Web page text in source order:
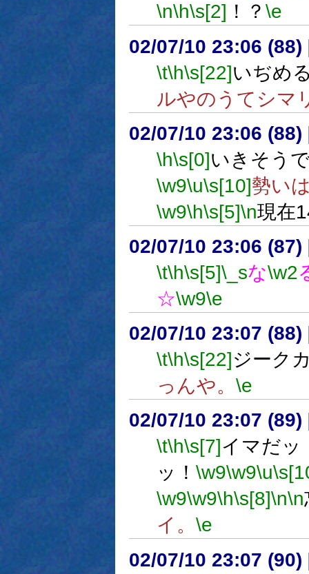
\n\h\s[2] ！？ \e
02/07/10 23:06 (88)
\t\h\s[22]いぢめ
ルやのうてシマ
02/07/10 23:06 (88)
\h\s[0]いきそう
\w9\u\s[10]勢い
\w9\h\s[5]\n現在
02/07/10 23:06 (87)
\t\h\s[5]\_sな\w2
☆\w9\e
02/07/10 23:07 (88)
\t\h\s[22]ジーク
っんや。 \e
02/07/10 23:07 (89)
\t\h\s[7]イマだッ
ッ！ \w9\w9\u
\w9\w9\h\s[8]\n\n
イ。 \e
02/07/10 23:07 (90)